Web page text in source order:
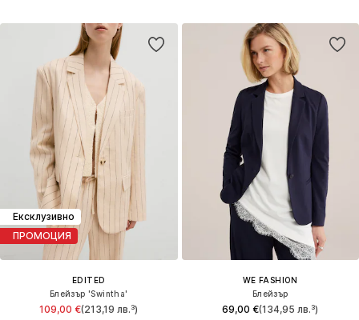
Ексклузивно
ПРОМОЦИЯ
EDITED
Блейзър 'Swintha'
109,00 €(213,19 лв.³)
WE FASHION
Блейзър
69,00 €(134,95 лв.³)